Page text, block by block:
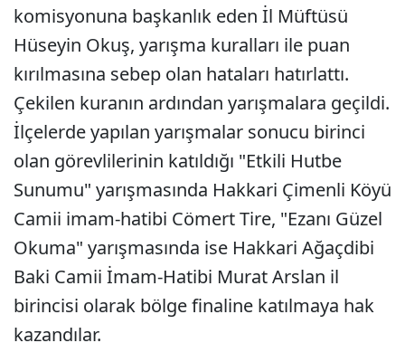
komisyonuna başkanlık eden İl Müftüsü
Hüseyin Okuş, yarışma kuralları ile puan
kırılmasına sebep olan hataları hatırlattı.
Çekilen kuranın ardından yarışmalara geçildi.
İlçelerde yapılan yarışmalar sonucu birinci
olan görevlilerinin katıldığı "Etkili Hutbe
Sunumu" yarışmasında Hakkari Çimenli Köyü
Camii imam-hatibi Cömert Tire, "Ezanı Güzel
Okuma" yarışmasında ise Hakkari Ağaçdibi
Baki Camii İmam-Hatibi Murat Arslan il
birincisi olarak bölge finaline katılmaya hak
kazandılar.